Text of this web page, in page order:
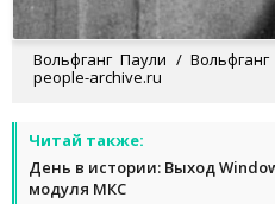
Вольфганг Паули /
people-archive.ru
Читай также:
День в истории: Выход
модуля МКС